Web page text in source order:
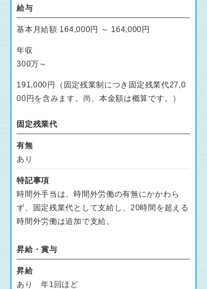
給与
基本月給額 164,000円 ～ 164,000円
年収
300万～
191,000円（固定残業制につき固定残業代27,0
00円を含みます。尚、本金額は概算です。）
固定残業代
有無
あり
特記事項
時間外手当は、時間外労働の有無にかかわら
ず、固定残業代として支給し、20時間を超える
時間外労働は追加で支給。
昇給・賞与
昇給
あり 年1回ほど